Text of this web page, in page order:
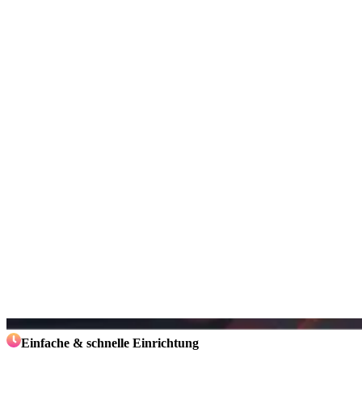
Einfache & schnelle Einrichtung